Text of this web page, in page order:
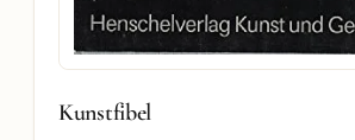
Kunstfibel